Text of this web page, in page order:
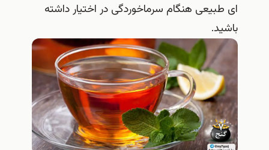
ای طبیعی هنگام سرماخوردگی در اختیار داشته
باشید.